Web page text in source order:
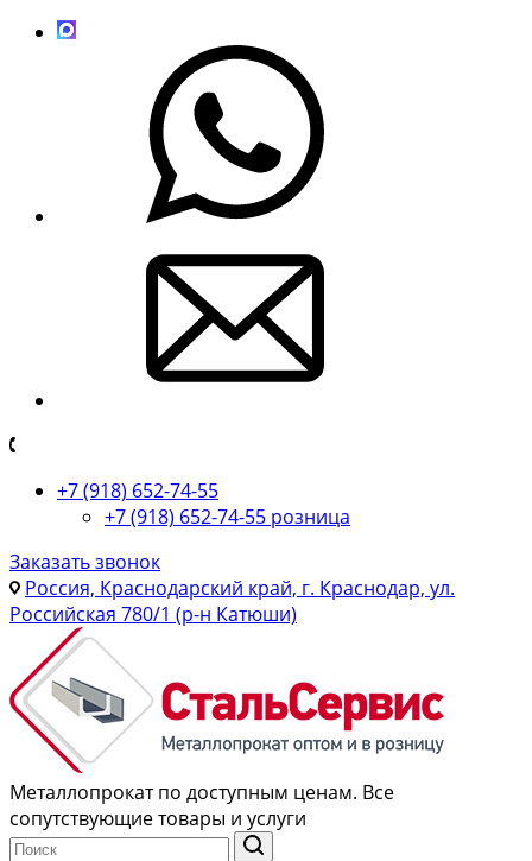
+7 (918) 652-74-55
+7 (918) 652-74-55 розница
Заказать звонок
Россия, Краснодарский край, г. Краснодар, ул.
Российская 780/1 (р-н Катюши)
Металлопрокат по доступным ценам. Все
сопутствующие товары и услуги